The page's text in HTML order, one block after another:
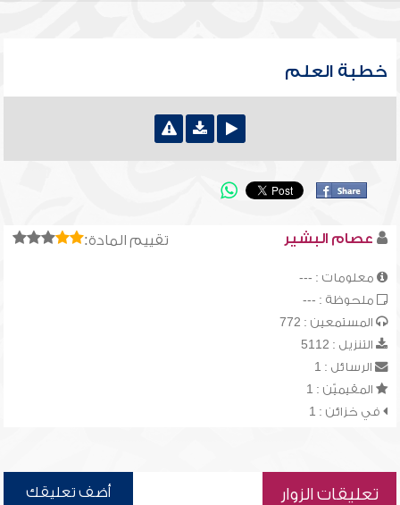
خطبة العلم
تقييم المادة: عصام البشير
معلومات : ---
ملحوظة : ---
المستمعين : 772
التنزيل : 5112
الرسائل : 1
المقيميّن : 1
في خزائن : 1
تعليقات الزوار أضف تعليقك